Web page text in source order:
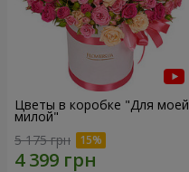
Цветы в коробке "Для моей
милой"
5 175 грн